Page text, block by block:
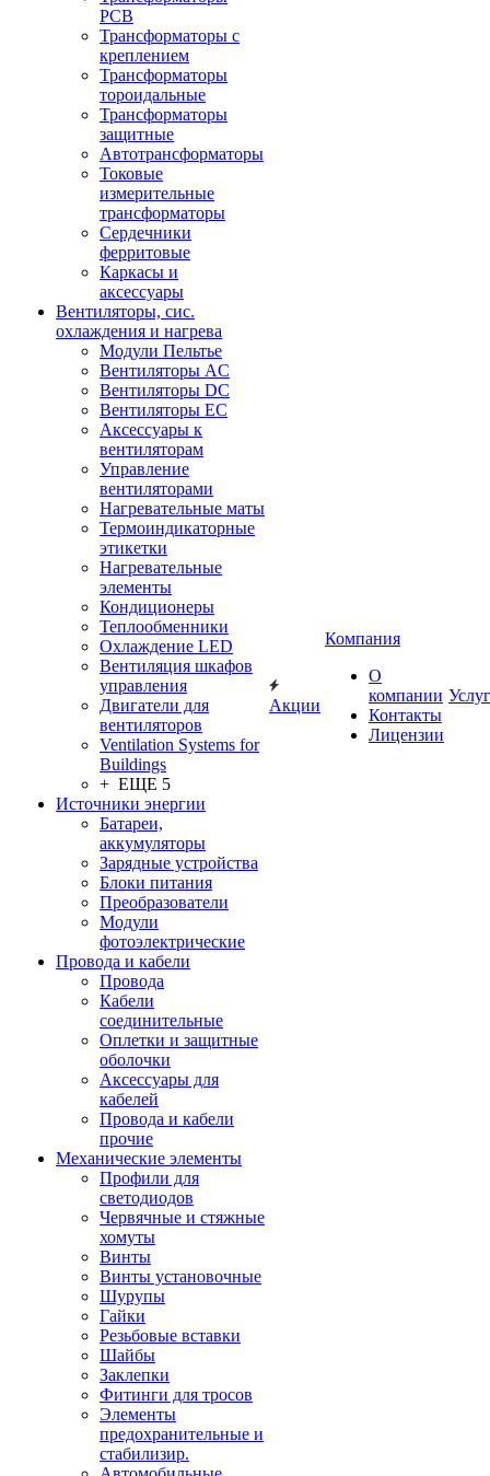
PCB
Трансформаторы с
креплением
Трансформаторы
тороидальные
Трансформаторы
защитные
Автотрансформаторы
Токовые
измерительные
трансформаторы
Сердечники
ферритовые
Каркасы и
аксессуары
Вентиляторы, сис.
охлаждения и нагрева
Модули Пельтье
Вентиляторы AC
Вентиляторы DC
Вентиляторы EC
Аксессуары к
вентиляторам
Управление
вентиляторами
Нагревательные маты
Термоиндикаторные
этикетки
Нагревательные
элементы
Кондиционеры
Теплообменники
Охлаждение LED
Вентиляция шкафов
управления
Двигатели для
вентиляторов
Ventilation Systems for
Buildings
+ ЕЩЕ 5
Источники энергии
Батареи,
аккумуляторы
Зарядные устройства
Блоки питания
Преобразователи
Модули
фотоэлектрические
Провода и кабели
Провода
Кабели
соединительные
Оплетки и защитные
оболочки
Аксессуары для
кабелей
Провода и кабели
прочие
Механические элементы
Профили для
светодиодов
Червячные и стяжные
хомуты
Винты
Винты установочные
Шурупы
Гайки
Резьбовые вставки
Шайбы
Заклепки
Фитинги для тросов
Элементы
предохранительные и
стабилизир.
Акции
Компания
О
компании
Контакты
Лицензии